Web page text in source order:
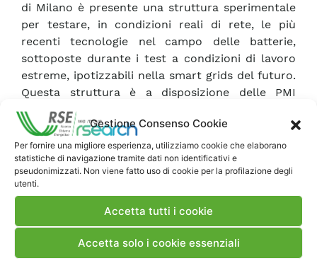
Gestione Consenso Cookie
Per fornire una migliore esperienza, utilizziamo cookie che elaborano
statistiche di navigazione tramite dati non identificativi e
pseudonimizzati. Non viene fatto uso di cookie per la profilazione degli
utenti.
Accetta tutti i cookie
Accetta solo i cookie essenziali
di Milano è presente una struttura sperimentale
per testare, in condizioni reali di rete, le più
recenti tecnologie nel campo delle batterie,
sottoposte durante i test a condizioni di lavoro
estreme, ipotizzabili nella smart grids del futuro.
Questa struttura è a disposizione delle PMI
italiane per essere utilizzata nei test dei propri
prodotti. Un servizio che possiamo mettere in
campo per agevolare un sistema di impresa
spesso ricco di progetti innovativi, ma carente di
supporto scientifico e istituzionale, e che deve
operare nell’arena della competizione
“Il riconoscimento espresso delle imprese di ANIE
– spiega Luigi Mazzocchi – sui contenuti della